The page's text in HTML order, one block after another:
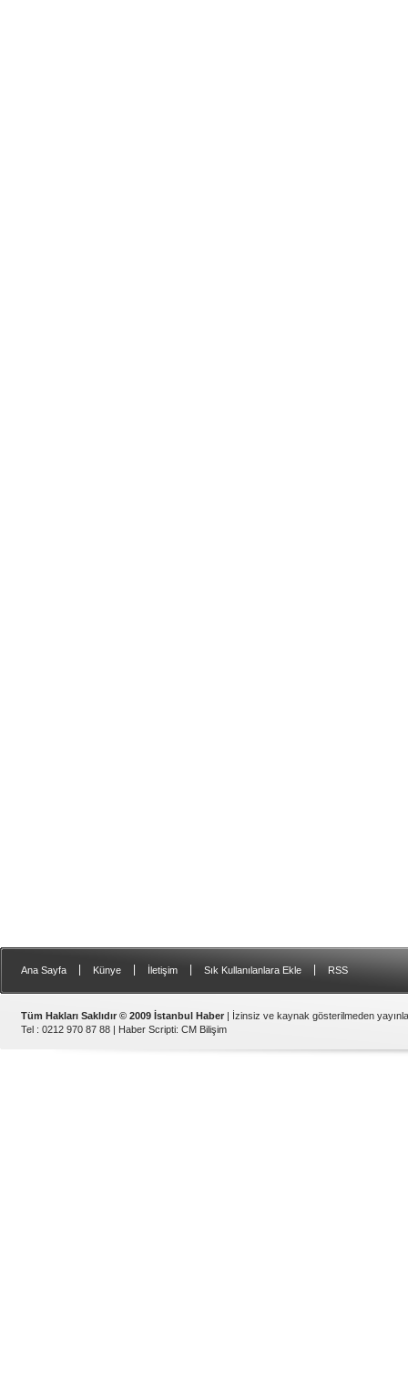
Ana Sayfa Künye İletişim Sık Kullanılanlara Ekle RSS
Tüm Hakları Saklıdır © 2009 İstanbul Haber | İzinsiz ve kaynak gösterilmeden
Tel : 0212 970 87 88 | Haber Scripti: CM Bilişim